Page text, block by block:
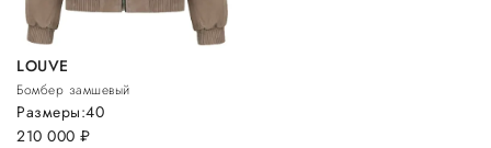
LOUVE
Бомбер замшевый
210 000 руб.
Размеры:40